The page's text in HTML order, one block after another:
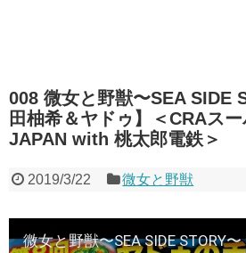
008 微女と野獣〜SEA SIDE
田柚希＆ヤドゥ】＜CRAス
JAPAN with 桃太郎電鉄＞
2019/3/22 微女と野獣